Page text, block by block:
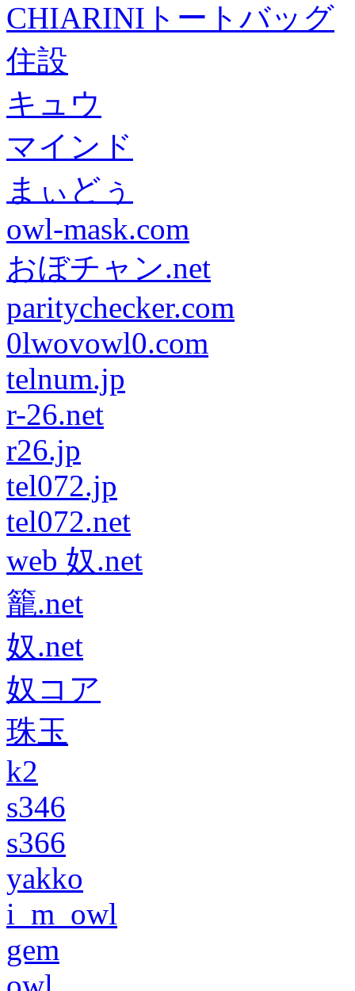
CHIARINIトートバッグ
住設
キュウ
マインド
まぃどぅ
owl-mask.com
おぼチャン.net
paritychecker.com
0lwovowl0.com
telnum.jp
r-26.net
r26.jp
tel072.jp
tel072.net
web 奴.net
籠.net
奴.net
奴コア
珠玉
k2
s346
s366
yakko
i_m_owl
gem